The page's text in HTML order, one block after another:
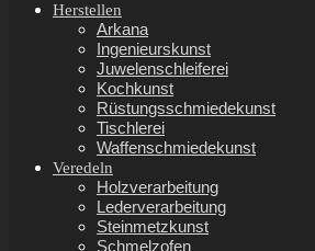
Menu Herstellen
Arkana
Ingenieurskunst
Juwelenschleiferei
Kochkunst
Rüstungsschmiedekunst
Tischlerei
Waffenschmiedekunst
Veredeln
Holzverarbeitung
Lederverarbeitung
Steinmetzkunst
Schmelzofen